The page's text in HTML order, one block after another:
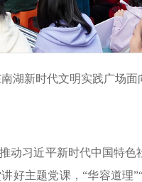
湖新时代文明实践广场
动习近平新时代中国特
好主题党课，“华容道理